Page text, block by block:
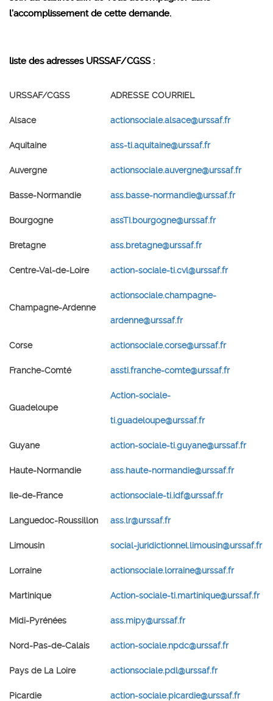
l’accomplissement de cette demande.
liste des adresses URSSAF/CGSS :
URSSAF/CGSS ADRESSE COURRIEL
Alsace actionsociale.alsace@urssaf.fr
Aquitaine ass-ti.aquitaine@urssaf.fr
Auvergne actionsociale.auvergne@urssaf.fr
Basse-Normandie ass.basse-normandie@urssaf.fr
Bourgogne assTI.bourgogne@urssaf.fr
Bretagne ass.bretagne@urssaf.fr
Centre-Val-de-Loire action-sociale-ti.cvl@urssaf.fr
Champagne-Ardenne
actionsociale.champagne-
ardenne@urssaf.fr
Corse actionsociale.corse@urssaf.fr
Franche-Comté assti.franche-comte@urssaf.fr
Guadeloupe
Action-sociale-
ti.guadeloupe@urssaf.fr
Guyane action-sociale-ti.guyane@urssaf.fr
Haute-Normandie ass.haute-normandie@urssaf.fr
Ile-de-France actionsociale-ti.idf@urssaf.fr
Languedoc-Roussillon ass.lr@urssaf.fr
Limousin social-juridictionnel.limousin@urssaf.fr
Lorraine actionsociale.lorraine@urssaf.fr
Martinique Action-sociale-ti.martinique@urssaf.fr
Midi-Pyrénées ass.mipy@urssaf.fr
Nord-Pas-de-Calais action-sociale.npdc@urssaf.fr
Pays de La Loire actionsociale.pdl@urssaf.fr
Picardie action-sociale.picardie@urssaf.fr